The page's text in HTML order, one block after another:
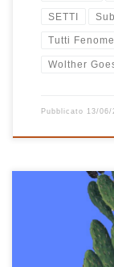
SETTI
Tutti
Wolther
Pubblicato 13/06/
Un’esplosione di
“Stare bene”! 31